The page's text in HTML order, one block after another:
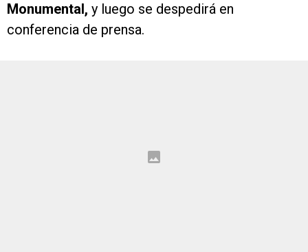
Monumental, y luego se despedirá en
conferencia de prensa.